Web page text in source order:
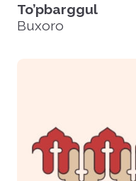
To’pbarggul
Buxoro